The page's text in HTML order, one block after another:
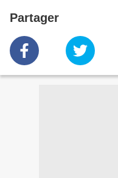
Partager